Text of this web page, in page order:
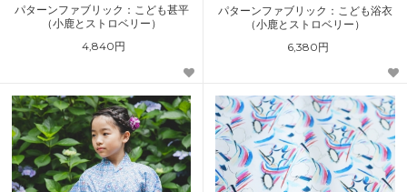
パターンファブリック：こども甚平
（小鹿とストロベリー）
4,840円
パターンファブリック：こども浴衣
（小鹿とストロベリー）
6,380円